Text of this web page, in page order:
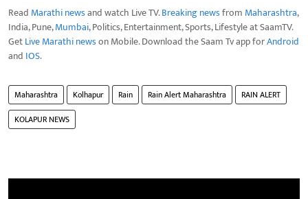
Read Marathi newsand watch Live TV.Breaking newsfrom Maharashtra,
India, Pune,Mumbai, Politics, Entertainment, Sports, Lifestyle at SaamTV.
GetLive Marathi newson Mobile. Download the Saam Tv app forAndroid
and IOS.
Maharashtra Kolhapur Rain Rain Alert Maharashtra
RAIN ALERT
KOLAPUR NEWS